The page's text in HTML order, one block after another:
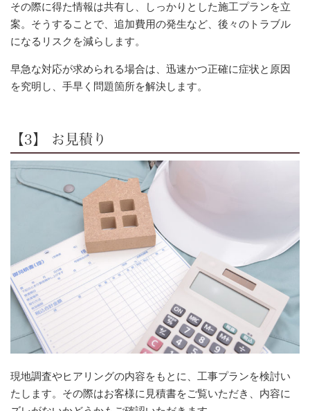
その際に得た情報は共有し、しっかりとした施工プランを立
案。そうすることで、追加費用の発生など、後々のトラブル
になるリスクを減らします。
早急な対応が求められる場合は、迅速かつ正確に症状と原因
を究明し、手早く問題箇所を解決します。
【3】 お見積り
現地調査やヒアリングの内容をもとに、工事プランを検討い
たします。その際はお客様に見積書をご覧いただき、内容に